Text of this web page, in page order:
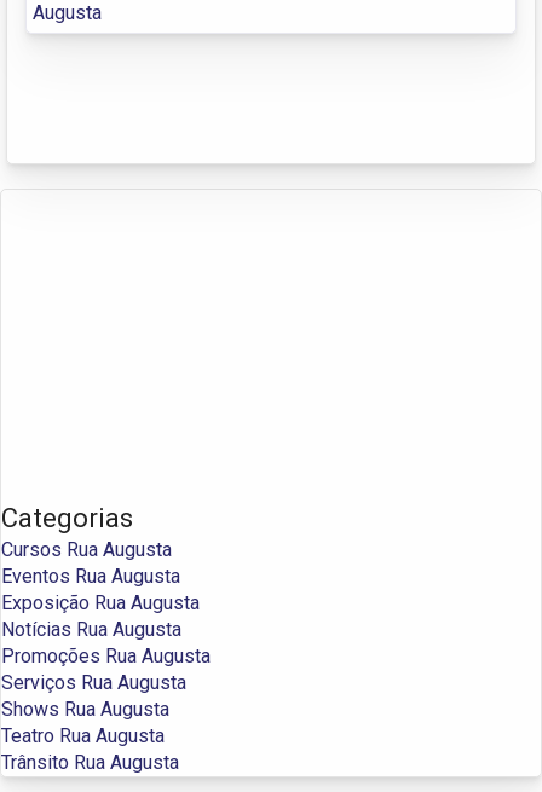
Augusta
Categorias
Cursos Rua Augusta
Eventos Rua Augusta
Exposição Rua Augusta
Notícias Rua Augusta
Promoções Rua Augusta
Serviços Rua Augusta
Shows Rua Augusta
Teatro Rua Augusta
Trânsito Rua Augusta